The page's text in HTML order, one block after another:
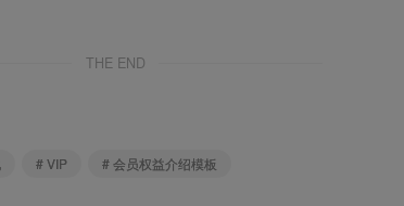
THE END
# VIP # 会员权益介绍模板